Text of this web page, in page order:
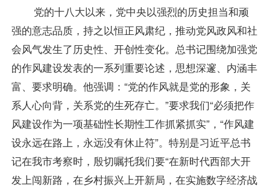
党的十八大以来，党中央以强烈的历史担当和顽
强的意志品质，持之以恒正风肃纪，推动党风政风和社
会风气发生了历史性、开创性变化。总书记围绕加强党
的作风建设发表的一系列重要论述，思想深邃、内涵丰
富、要求明确。他强调：“党的作风就是党的形象，关
系人心向背，关系党的生死存亡。”要求我们“必须把作
风建设作为一项基础性长期性工作抓紧抓实”，“作风建
设永远在路上，永远没有休止符”。特别是习近平总书
记在我市考察时，殷切嘱托我们要“在新时代西部大开
发上闯新路，在乡村振兴上开新局，在实施数字经济战